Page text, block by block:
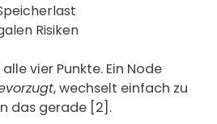
Risiken
vier Punkte. Ein Node
, wechselt einfach zu
das gerade [2].